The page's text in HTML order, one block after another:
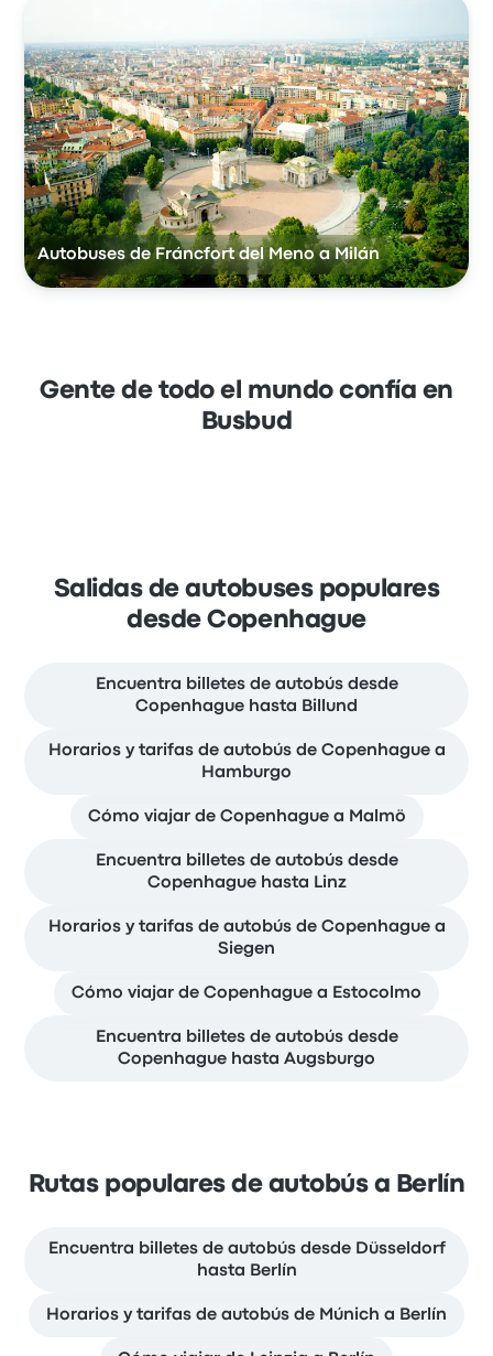
Autobuses de Fráncfort del Meno a Milán
Gente de todo el mundo confía en
Busbud
Salidas de autobuses populares
desde Copenhague
Encuentra billetes de autobús desde
Copenhague hasta Billund
Horarios y tarifas de autobús de Copenhague a
Hamburgo
Cómo viajar de Copenhague a Malmö
Encuentra billetes de autobús desde
Copenhague hasta Linz
Horarios y tarifas de autobús de Copenhague a
Siegen
Cómo viajar de Copenhague a Estocolmo
Encuentra billetes de autobús desde
Copenhague hasta Augsburgo
Rutas populares de autobús a Berlín
Encuentra billetes de autobús desde Düsseldorf
hasta Berlín
Horarios y tarifas de autobús de Múnich a Berlín